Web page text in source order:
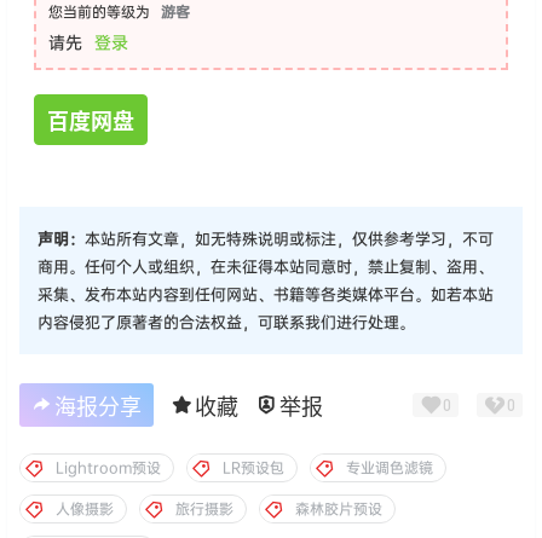
您当前的等级为 游客
请先 登录
百度网盘
声明： 本站所有文章，如无特殊说明或标注，仅供参考学习，不可
商用。任何个人或组织，在未征得本站同意时，禁止复制、盗用、
采集、发布本站内容到任何网站、书籍等各类媒体平台。如若本站
内容侵犯了原著者的合法权益，可联系我们进行处理。
海报分享 收藏 举报 0 0
Lightroom预设 LR预设包
专业调色滤镜
人像摄影
旅行摄影
森林胶片预设